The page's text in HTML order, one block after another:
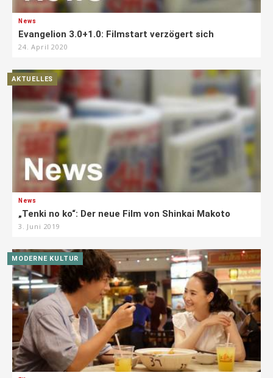
News
Evangelion 3.0+1.0: Filmstart verzögert sich
24. April 2020
AKTUELLES
News
„Tenki no ko“: Der neue Film von Shinkai Makoto
3. Juni 2019
MODERNE KULTUR